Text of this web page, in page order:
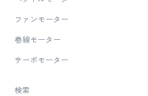
ファンモーター
巻線モーター
サーボモーター
検索